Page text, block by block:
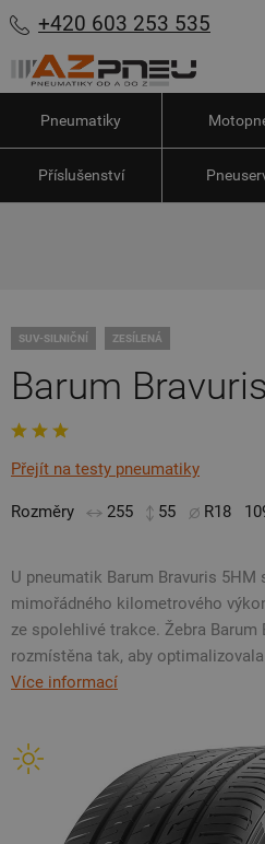
+420 603 253 535
Pneumatiky
Příslušenství
SUV-SILNIČNÍ ZESÍLENÁ
Barum
Přejít na testy pneumatiky
Rozměry 255 55 R18
U pneumatik Barum Bravuris 5HM
mimořádného kilometrového
ze spolehlivé trakce. Žebra Barum
rozmístěna tak, aby
Více informací